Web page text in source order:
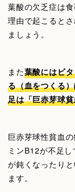
葉酸の欠乏症は
理由で起こると
ましょう。
また葉酸にはビ
る（血をつくる
足は「巨赤芽球
巨赤芽球性貧血
ミンB12が不足
が鈍くなったり
ます。